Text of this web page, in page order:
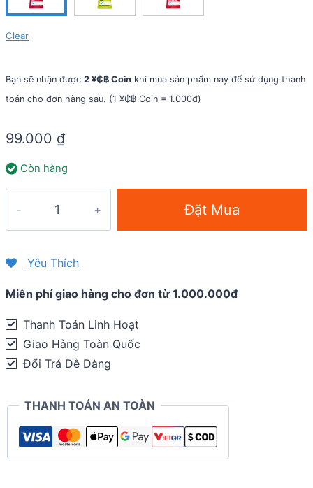
Clear
Bạn sẽ nhận được 2 ¥₵฿ Coin khi mua sản phẩm này để sử dụng thanh
toán cho đơn hàng sau. (1 ¥₵฿ Coin = 1.000đ)
99.000 ₫
Còn hàng
226ERS
Gel
quantity
Đặt Mua
Yêu Thích
Miễn phí giao hàng cho đơn từ 1.000.000đ
Thanh Toán Linh Hoạt
Giao Hàng Toàn Quốc
Đổi Trả Dễ Dàng
THANH TOÁN AN TOÀN